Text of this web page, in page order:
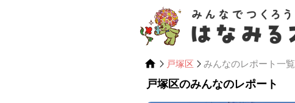
戸塚区 みんなのレポート一覧
戸塚区のみんなのレポート